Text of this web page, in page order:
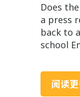
Does
a press
back to
school
阅读